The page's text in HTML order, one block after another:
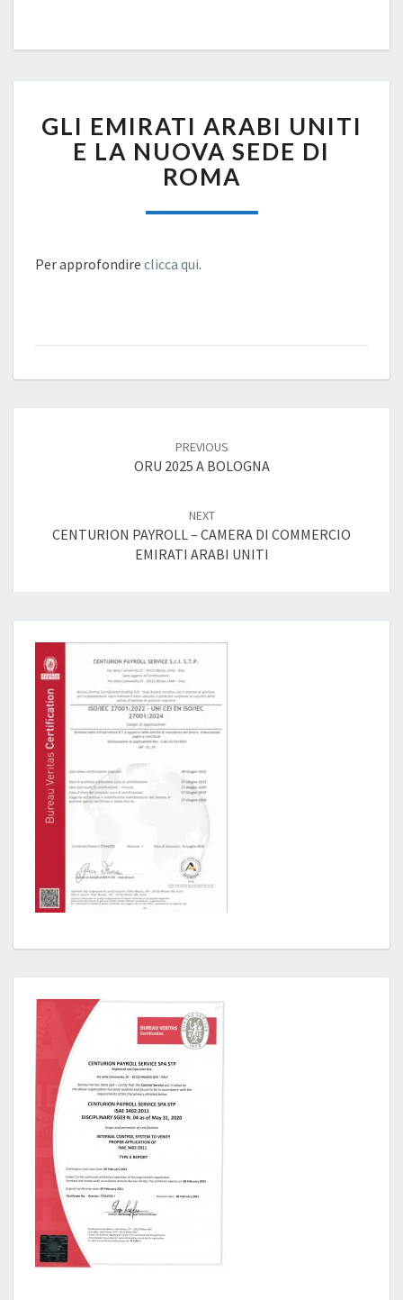
EMIRATI
ARABI
UNITI
E
GLI EMIRATI ARABI UNITI
E LA NUOVA SEDE DI
ROMA
Per approfondire clicca qui.
PREVIOUS
ORU 2025 A BOLOGNA
NEXT
CENTURION PAYROLL – CAMERA DI COMMERCIO
EMIRATI ARABI UNITI